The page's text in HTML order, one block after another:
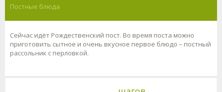
Постные блюда
Сейчас идёт Рождественский пост. Во время поста можно
приготовить сытное и очень вкусное первое блюдо – постный
рассольник с перловкой.